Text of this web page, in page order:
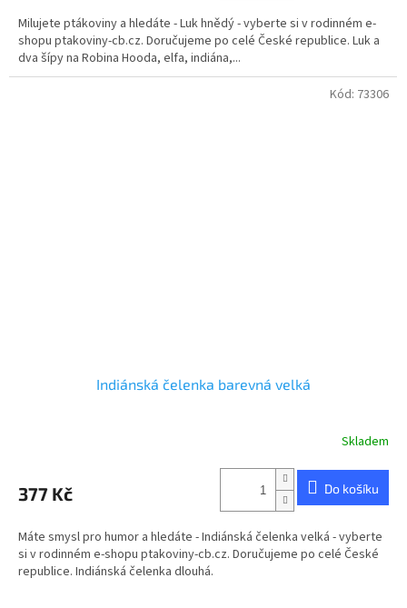
z
5
hvězdiček.
Milujete ptákoviny a hledáte - Luk hnědý - vyberte si v rodinném e-
shopu ptakoviny-cb.cz. Doručujeme po celé České republice. Luk a
dva šípy na Robina Hooda, elfa, indiána,...
Indiánská čelenka barevná velká
Skladem
377 Kč Do košíku
Máte smysl pro humor a hledáte - Indiánská čelenka velká - vyberte
si v rodinném e-shopu ptakoviny-cb.cz. Doručujeme po celé České
republice. Indiánská čelenka dlouhá.
Kód: 73306